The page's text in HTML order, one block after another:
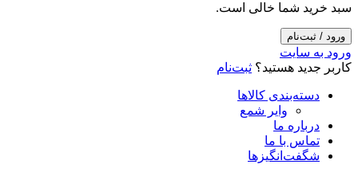
سبد خرید شما خالی است.
ورود / ثبت‌نام
ورود به سایت
کاربر جدید هستید؟ ثبت‌نام
دسته‌بندی کالاها
وایر شمع
درباره ما
تماس با ما
شگفت‌انگیزها